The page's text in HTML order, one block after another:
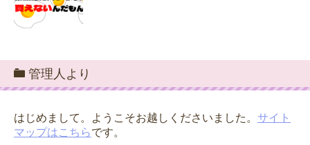
管理人より
はじめまして。ようこそお越しくださいました。 サイト
マップはこちらです。